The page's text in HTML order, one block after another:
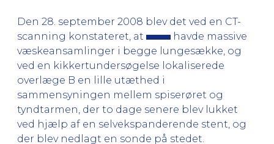
Den 28. september 2008 blev det ved en CT-
scanning konstateret, at
havde massive
væskeansamlinger i begge lungesække, og
ved en kikkertundersøgelse lokaliserede
overlæge B en lille utæthed i
sammensyningen mellem spiserøret og
tyndtarmen, der to dage senere blev lukket
ved hjælp af en selvekspanderende stent, og
der blev nedlagt en sonde på stedet.